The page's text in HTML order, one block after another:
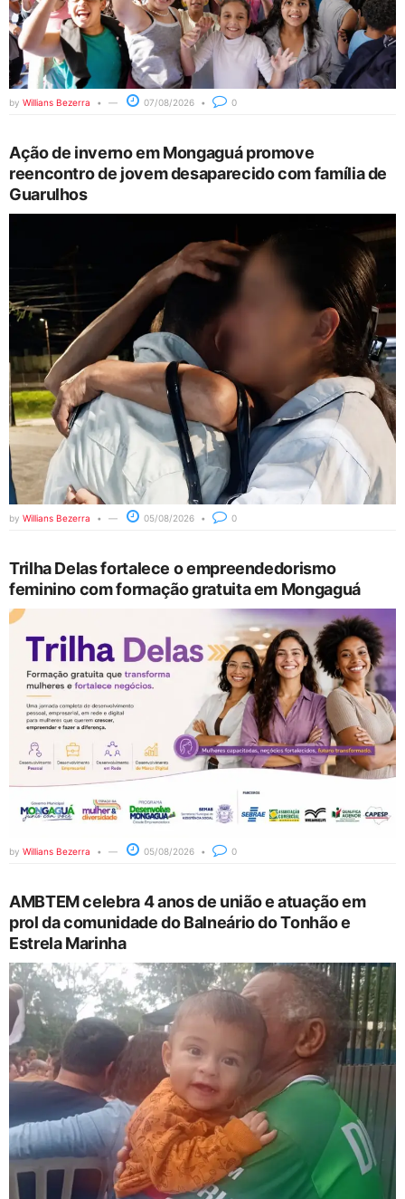
by Willians Bezerra 07/08/2026 0
Ação de inverno em Mongaguá promove
reencontro de jovem desaparecido com família de
Guarulhos
by Willians Bezerra 05/08/2026 0
Trilha Delas fortalece o empreendedorismo
feminino com formação gratuita em Mongaguá
by Willians Bezerra 05/08/2026 0
AMBTEM celebra 4 anos de união e atuação em
prol da comunidade do Balneário do Tonhão e
Estrela Marinha